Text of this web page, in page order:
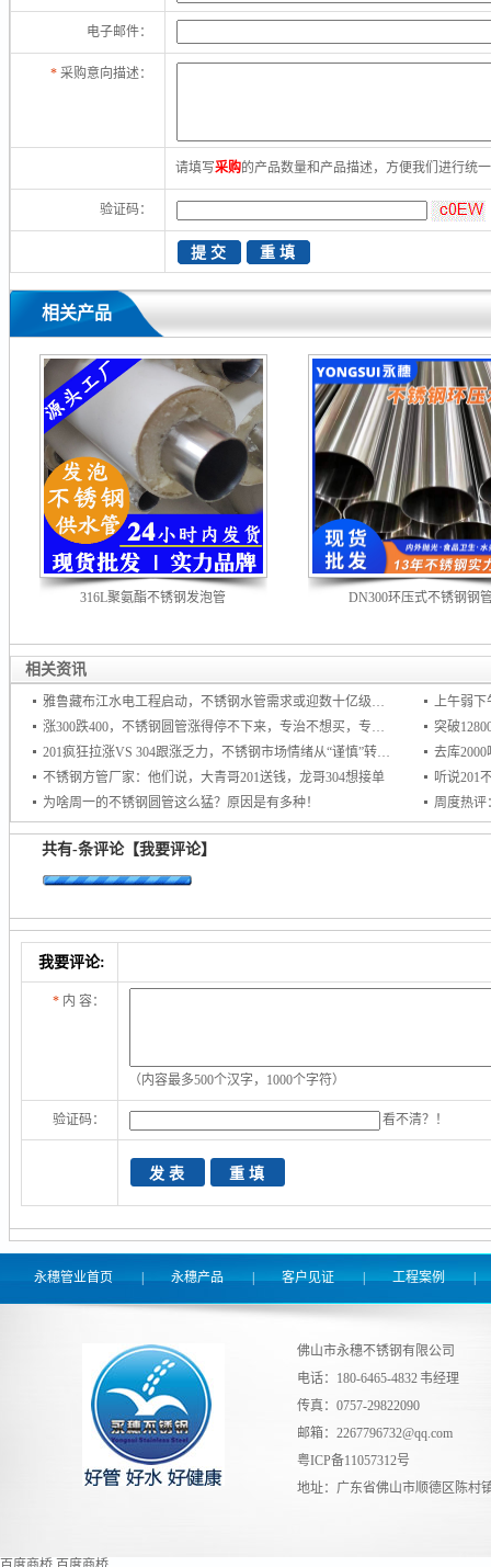
电子邮件：
* 采购意向描述：
请填写采购的产品数量和产品描述，方便我们进行统
验证码：
相关产品
316L聚氨酯不锈钢发泡管 DN300环压式不锈钢钢
相关资讯
雅鲁藏布江水电工程启动，不锈钢水管需求或迎数十亿级增量市场
上午弱下
涨300跌400，不锈钢圆管涨得停不下来，专治不想买，专杀不敢买！
201疯狂拉涨VS 304跟涨乏力，不锈钢市场情绪从“谨慎”转向“追涨
去库
不锈钢方管厂家：他们说，大青哥201送钱，龙哥304想接单
听说201
为啥周一的不锈钢圆管这么猛？原因是有多种！
周度热评
共有-条评论【我要评论】
我要评论:
* 内 容：
（内容最多500个汉字，1000个字符）
验证码： 看不清？！
永穗管业首页 永穗产品 | 客户见证 | 工程案例 |
佛山市永穗不锈钢有限公司
电话：180-6465-4832 韦经理
传真：0757-29822090
邮箱：2267796732@qq.com
粤ICP备11057312号
地址：广东省佛山市顺德区陈